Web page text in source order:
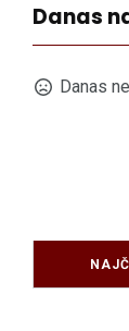
Danas
Danas